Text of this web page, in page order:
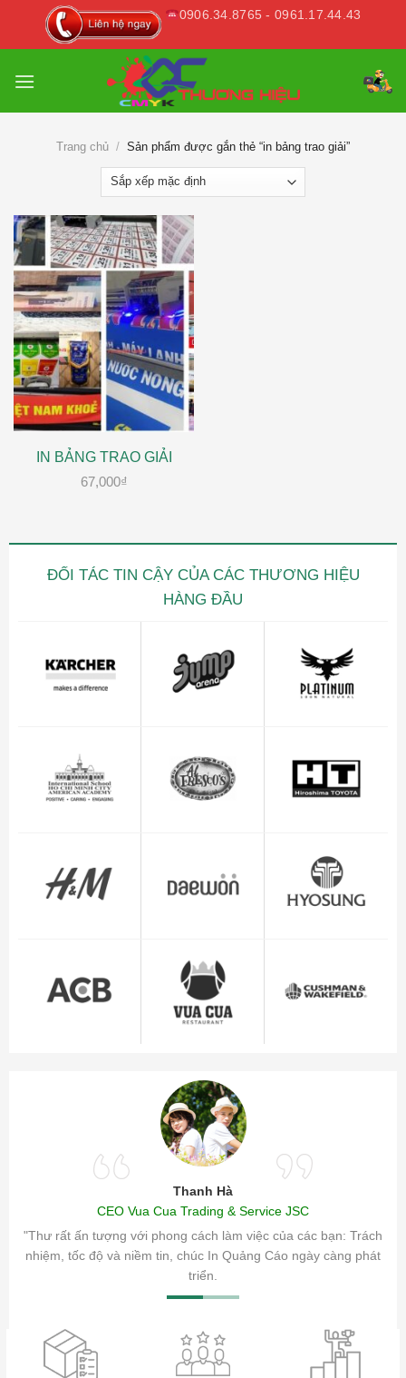
0906.34.8765 - 0961.17.44.43
Trang chủ / Sản phẩm được gắn thẻ “in bảng trao giải”
IN BẢNG TRAO GIẢI
67,000₫
ĐỐI TÁC TIN CẬY CỦA CÁC THƯƠNG HIỆU
HÀNG ĐẦU
Thanh Hà
CEO Vua Cua Trading & Service JSC
"Thư rất ấn tượng với phong cách làm việc của các bạn: Trách
nhiệm, tốc độ và niềm tin, chúc In Quảng Cáo ngày càng phát
triển.
sóc